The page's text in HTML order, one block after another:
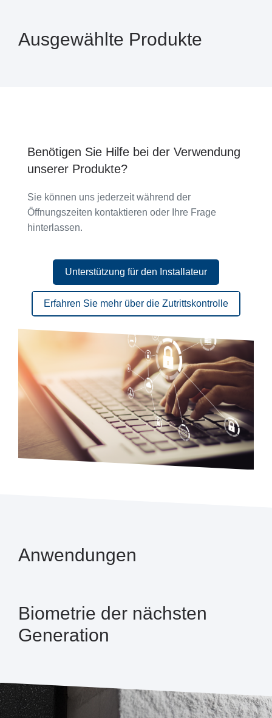
Ausgewählte Produkte
Benötigen Sie Hilfe bei der Verwendung
unserer Produkte?
Sie können uns jederzeit während der
Öffnungszeiten kontaktieren oder Ihre Frage
hinterlassen.
Unterstützung für den Installateur
Unterstützung für den Installateur
Erfahren Sie mehr über die Zutrittskontrolle
Erfahren Sie mehr über die Zutrittskontrolle
Anwendungen
Biometrie der nächsten
Generation